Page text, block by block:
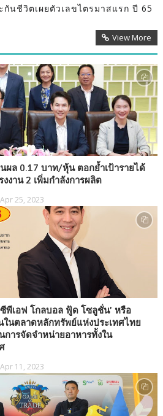
กันชีวิตเผยตัวเลขไตรมาสแรก ปี 65
View More
นผล 0.17 บาท/หุ้น ตอกย้ำเป้ารายได้
งงาน 2 เพิ่มกำลังการผลิต
Apr 25, 2023
พีเอฟ โกลบอล ฟู้ด โซลูชั่น’ หรือ
ในตลาดหลักทรัพย์แห่งประเทศไทย
ารจัดจำหน่ายอาหารทั้งใน
Apr 11, 2023